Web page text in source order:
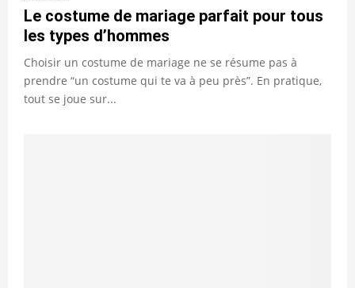
Le costume de mariage parfait pour tous
les types d’hommes
Choisir un costume de mariage ne se résume pas à
prendre “un costume qui te va à peu près”. En pratique,
tout se joue sur...